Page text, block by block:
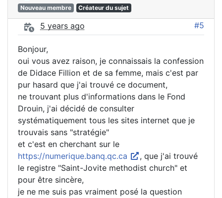
Nouveau membre Créateur du sujet
5 years ago #5
Bonjour,
oui vous avez raison, je connaissais la confession
de Didace Fillion et de sa femme, mais c'est par
pur hasard que j'ai trouvé ce document,
ne trouvant plus d'informations dans le Fond
Drouin, j'ai décidé de consulter
systématiquement tous les sites internet que je
trouvais sans "stratégie"
et c'est en cherchant sur le
https://numerique.banq.qc.ca
, que j'ai trouvé
le registre "Saint-Jovite methodist church" et
pour être sincère,
je ne me suis pas vraiment posé la question